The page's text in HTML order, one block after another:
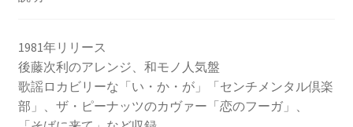
個
1981年リリース
後藤次利のアレンジ、和モノ人気盤
歌謡ロカビリーな「い・か・が」「センチメンタル倶楽
部」、ザ・ピーナッツのカヴァー「恋のフーガ」、